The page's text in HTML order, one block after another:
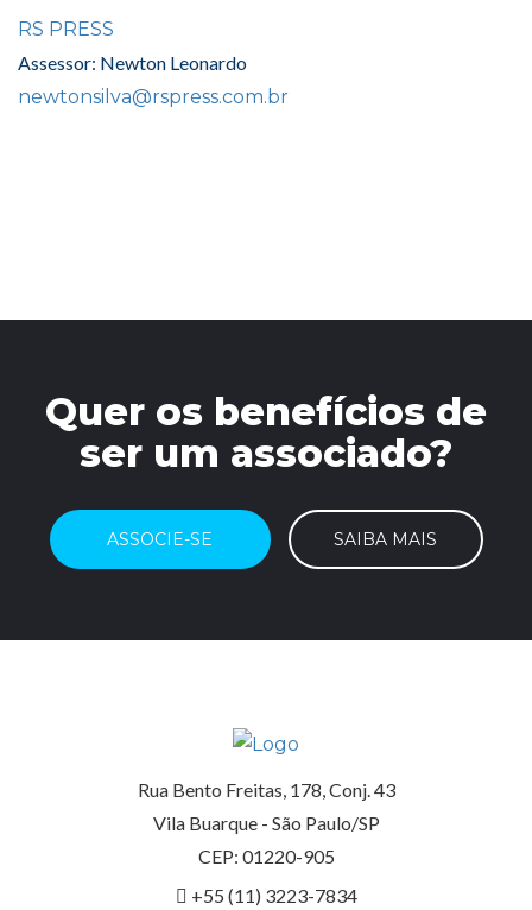
RS PRESS
Assessor: Newton Leonardo
newtonsilva@rspress.com.br
Quer os benefícios de
ser um associado?
ASSOCIE-SE SAIBA MAIS
Rua Bento Freitas, 178, Conj. 43
Vila Buarque - São Paulo/SP
CEP: 01220-905
+55 (11) 3223-7834